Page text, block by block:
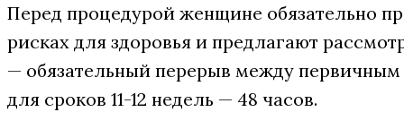
Перед процедурой женщине обязательно
рисках для здоровья и предлагают
— обязательный перерыв между первичным
для сроков 11-12 недель — 48 часов.